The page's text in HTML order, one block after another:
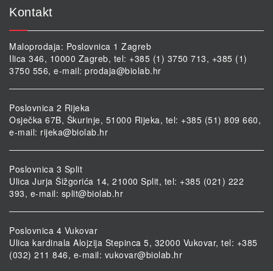
Kontakt
Maloprodaja: Poslovnica 1 Zagreb
Ilica 346, 10000 Zagreb, tel: +385 (1) 3750 713, +385 (1)
3750 556, e-mail: prodaja@biolab.hr
Poslovnica 2 Rijeka
Osječka 67B, Škurinje, 51000 Rijeka, tel: +385 (51) 809 660,
e-mail: rijeka@biolab.hr
Poslovnica 3 Split
Ulica Jurja Šižgorića 14, 21000 Split, tel: +385 (021) 222
393, e-mail: split@biolab.hr
Poslovnica 4 Vukovar
Ulica kardinala Alojzija Stepinca 5, 32000 Vukovar, tel: +385
(032) 211 846, e-mail: vukovar@biolab.hr